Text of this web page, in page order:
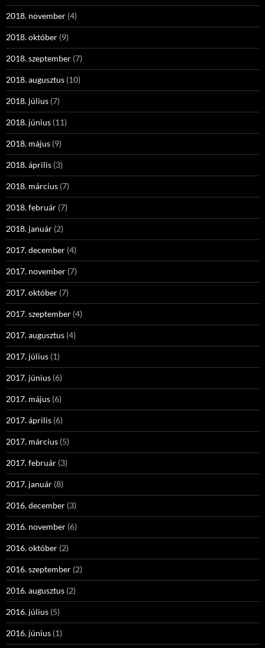
2018. november (4)
2018. október (9)
2018. szeptember (7)
2018. augusztus (10)
2018. július (7)
2018. június (11)
2018. május (9)
2018. április (3)
2018. március (7)
2018. február (7)
2018. január (2)
2017. december (4)
2017. november (7)
2017. október (7)
2017. szeptember (4)
2017. augusztus (4)
2017. július (1)
2017. június (6)
2017. május (6)
2017. április (6)
2017. március (5)
2017. február (3)
2017. január (8)
2016. december (3)
2016. november (6)
2016. október (2)
2016. szeptember (2)
2016. augusztus (2)
2016. július (5)
2016. június (1)